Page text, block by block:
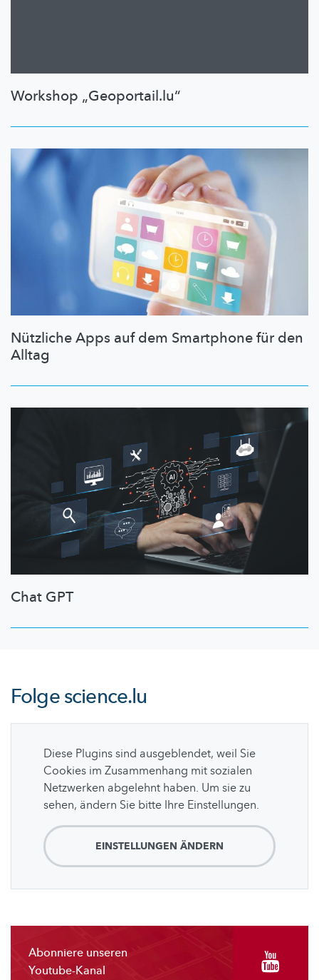
Workshop „Geoportail.lu“
Nützliche Apps auf dem Smartphone für den
Alltag
Chat GPT
Folgescience.lu
Diese Plugins sind ausgeblendet, weil Sie
Cookies im Zusammenhang mit sozialen
Netzwerken abgelehnt haben. Um sie zu
sehen, ändern Sie bitte Ihre Einstellungen.
EINSTELLUNGEN ÄNDERN
Abonniere unseren
Youtube-Kanal